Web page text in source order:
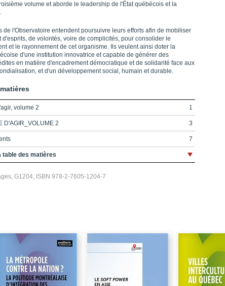
volume et aborde le leadership de l'État québécois et la
de l'Observatoire entendent poursuivre leurs efforts afin de mobiliser
d'esprits, de volontés, voire de complicités, pour consolider le
et le rayonnement de cet organisme. Ils veulent ainsi doter la
d'une institution innovatrice et capable de générer des
en matière d'encadrement démocratique et de solidarité face aux
et d'un développement social, humain et durable.
volume 2 1
D'AGIR_VOLUME 2 3
7
de l'observatoire du Québec (Octobre 2002) 9
123
table des matières
G1204, ISBN 978-2-7605-1204-7